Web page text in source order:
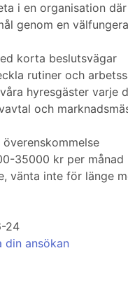
i en organisation
genom en
korta beslutsvägar
rutiner och
hyresgäster varje
och
35000 kr per månad
vänta inte för länge
24
din ansökan